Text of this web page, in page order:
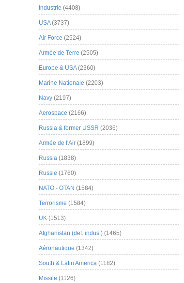
Industrie (4408)
USA(3737)
Air Force (2524)
Armée de Terre (2505)
Europe & USA(2360)
Marine Nationale (2203)
Navy (2197)
Aerospace (2166)
Russia & former USSR (2036)
Armée de l'Air (1899)
Russia (1838)
Russie (1760)
NATO - OTAN (1584)
Terrorisme (1584)
UK (1513)
Afghanistan (def. indus.) (1465)
Aéronautique (1342)
South & Latin America (1182)
Missile (1126)